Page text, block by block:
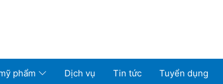
phẩm Dịch vụ Tin tức Tuyển dụng